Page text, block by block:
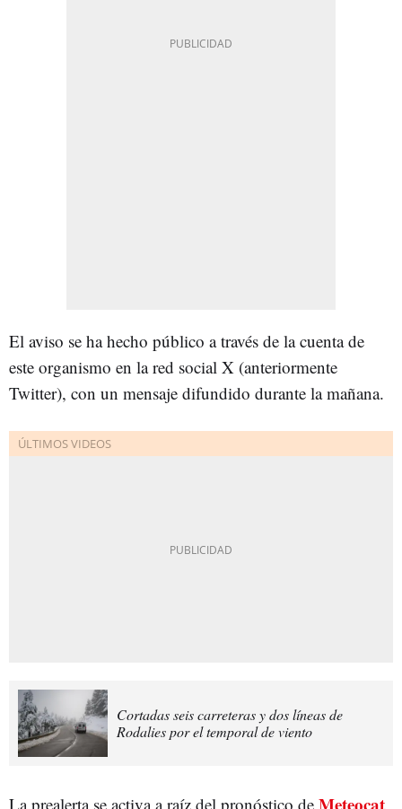
El aviso se ha hecho público a través de la cuenta de
este organismo en la red social X (anteriormente
Twitter), con un mensaje difundido durante la mañana.
Cortadas seis carreteras y dos líneas de
Rodalies por el temporal de viento
La prealerta se activa a raíz del pronóstico de Meteocat